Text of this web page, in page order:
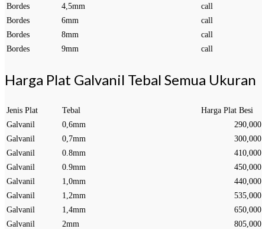
Bordes
4,5mm
call
Bordes
6mm
call
Bordes
8mm
call
Bordes
9mm call
Harga Plat Galvanil Tebal Semua Ukuran
Jenis Plat Tebal
Harga Plat Besi
Galvanil
0,6mm
290,000
Galvanil
0,7mm
300,000
Galvanil
0.8mm
410,000
Galvanil
0.9mm
450,000
Galvanil
1,0mm
440,000
Galvanil
1,2mm
535,000
Galvanil
1,4mm
650,000
Galvanil
2mm
805,000